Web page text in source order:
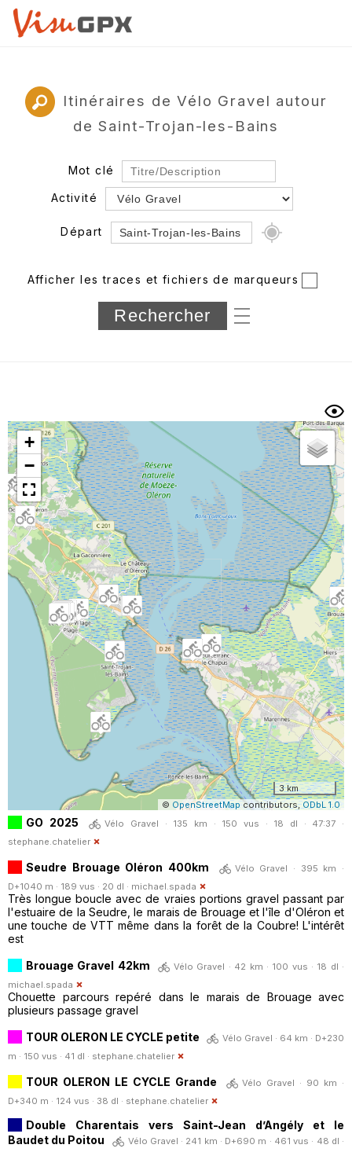
Itinéraires de Vélo Gravel autour
de Saint-Trojan-les-Bains
Mot clé
Activité
Départ
Département
Longueur min/max
Trier par
Horodatage Photos
Afficher les traces et fichiers de marqueurs
+
−
3 km
© OpenStreetMapcontributors,ODbL 1.0
GO 2025
Vélo Gravel · 135 km · 150 vus · 18 dl · 47:37 ·
stephane.chatelier
Seudre Brouage Oléron 400km
Vélo Gravel · 395 km ·
D+1040 m · 189 vus · 20 dl · michael.spada
Très longue boucle avec de vraies portions gravel passant par
l'estuaire de la Seudre, le marais de Brouage et l'île d'Oléron et
une touche de VTT même dans la forêt de la Coubre! L'intérêt
est
Brouage Gravel 42km
Vélo Gravel · 42 km · 100 vus · 18 dl ·
michael.spada
Chouette parcours repéré dans le marais de Brouage avec
plusieurs passage gravel
TOUR OLERON LE CYCLE petite
Vélo Gravel · 64 km · D+230
m · 150 vus · 41 dl · stephane.chatelier
TOUR OLERON LE CYCLE Grande
Vélo Gravel · 90 km ·
D+340 m · 124 vus · 38 dl · stephane.chatelier
Double Charentais vers Saint-Jean d’Angély et le
Baudet du Poitou
Vélo Gravel · 241 km · D+690 m · 461 vus · 48 dl ·